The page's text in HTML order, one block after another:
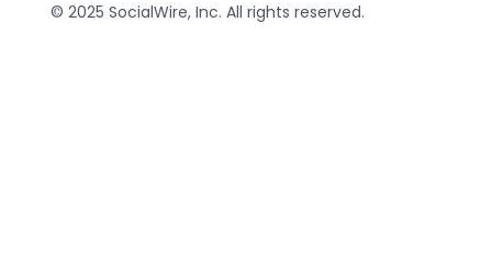
© 2025 SocialWire, Inc. All rights reserved.